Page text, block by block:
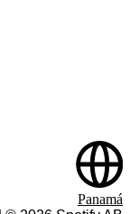
Panamá